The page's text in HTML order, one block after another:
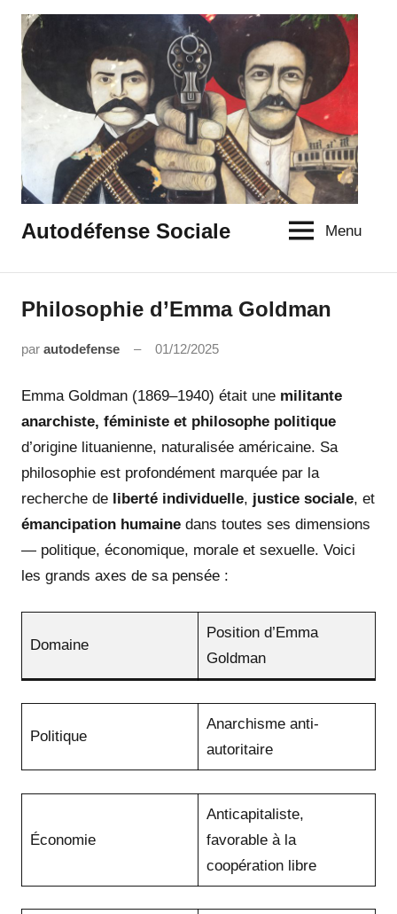
Aller
contenu
Autodéfense Sociale Menu
histoireIDEES
Philosophie d’Emma Goldman
par autodefense 01/12/2025
Emma Goldman (1869–1940) était une militante
anarchiste, féministe et philosophe politique
d’origine lituanienne, naturalisée américaine. Sa
philosophie est profondément marquée par la
recherche de liberté individuelle, justice sociale, et
émancipation humaine dans toutes ses dimensions
— politique, économique, morale et sexuelle. Voici
les grands axes de sa pensée :
Domaine
Position d’Emma
Goldman
Politique
Anarchisme anti-
autoritaire
Économie
Anticapitaliste,
favorable à la
coopération libre